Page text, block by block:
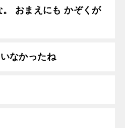
。 おまえにも かぞくが
なかったね